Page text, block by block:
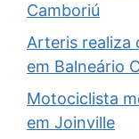
Camboriú
Arteris realiza
em Balneário
Motociclista
em Joinville